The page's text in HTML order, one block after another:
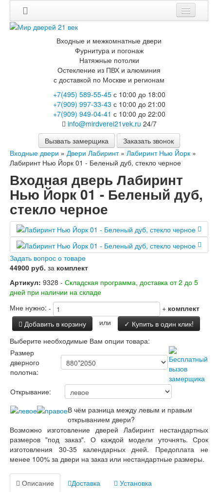
Мои заказы
Двери с терморазрывом для улицы
Противопожарные двери
Двери Бункер
Двери Лекс
Двери Термодор
Арктика
Монолит
Стайл
Термо
Термо Лацио
Флагман
Электрозамок Смарт
Заводские двери
Двери Лабиринт
Лабиринт Аляска Лайт
Лабиринт Арт
Лабиринт Атлантик
Лабиринт Бетон
Лабиринт Верса
Лабиринт Версаль
Лабиринт Гранд
Лабиринт Дверь двойная тамбурная под
заказ
Лабиринт Имперо
Лабиринт Инфинити
Лабиринт Иссида
Лабиринт Кармина
Лабиринт Классик Антик медный
Лабиринт Кредор
Лабиринт Лаб Про
Лабиринт Лайн Вайт
Лабиринт Леолаб
Лабиринт Лондон
Лабиринт Лофт
Лабиринт Мегаполис
Лабиринт Норд Плюс
Лабиринт Пазл
Лабиринт Пиано
Входные и межкомнатные двери
Фурнитура и погонаж
Натяжные потолки
Остекление из ПВХ и алюминия
с доставкой по Москве и регионам
+7(495) 589-55-45с 10:00 до 18:00
+7(909) 997-33-43 с 10:00 до 21:00
+7(909) 949-04-41 с 10:00 до 22:00
info@mirdverei21vek.ru 24/7
Вызвать замерщика
Заказать звонок
Входные двери » Двери Лабиринт» Лабиринт Нью Йорк »
Лабиринт Нью Йорк 01 - Беленый дуб, стекло черное
Входная дверь Лабиринт
Нью Йорк 01 - Беленый дуб,
стекло черное
Задать вопрос о товаре
44900 руб. за комплект
Артикул: 9328 - Складская программа, доставка от 2 до 5
дней при наличии на складе
Мне нужно: - + комплект
Добавить в корзину
или
✓ Купить в один клик!
Выберите необходимые Вам опции товара:
Размер
дверного
полотна:
Открывание:
В чём разница между левым и правым
открыванием двери?
Возможно изготовление дверей Лабиринт нестандартных
размеров "под заказ". О каждой модели уточнять. Срок
изготовления 30-35 календарных дней. Предоплата не
менее 100% за двери на заказ или нестандартные размеры.
Описание Доставка
Установка